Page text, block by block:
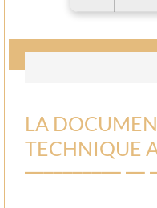
LA
TECHNIQUE